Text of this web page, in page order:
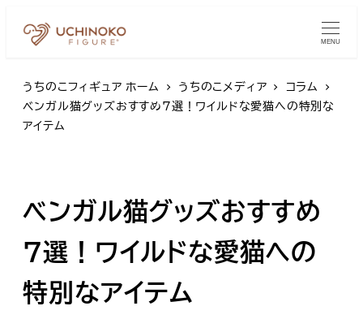
MENU
うちのこフィギュア ホーム うちのこメディア
コラム
ベンガル猫グッズおすすめ7選！ワイルドな愛猫への特別な
アイテム
ベンガル猫グッズおすすめ
7選！ワイルドな愛猫への
特別なアイテム